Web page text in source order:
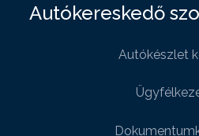
Autókereskedő
Autókészlet